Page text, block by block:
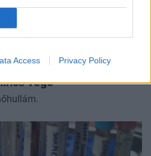
Access Privacy Policy
követelt a hőség
vége